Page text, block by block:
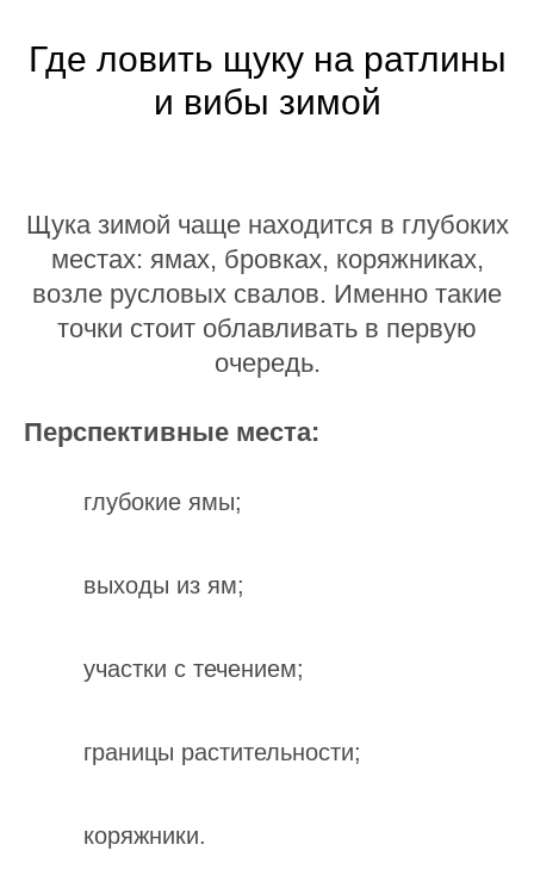
Где ловить щуку на ратлины
и вибы зимой
Щука зимой чаще находится в глубоких
местах: ямах, бровках, коряжниках,
возле русловых свалов. Именно такие
точки стоит облавливать в первую
очередь.
Перспективные места:
глубокие ямы;
выходы из ям;
участки с течением;
границы растительности;
коряжники.